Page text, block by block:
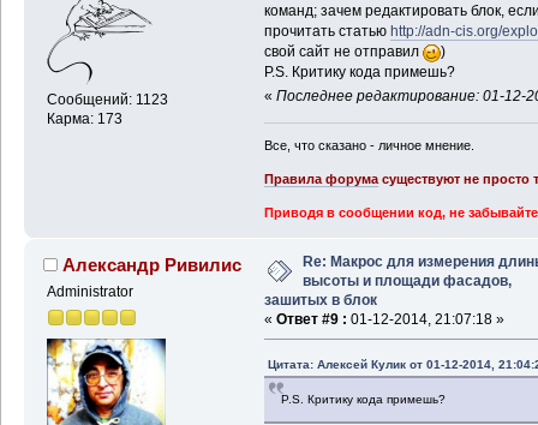
Сообщений: 1123
Карма: 173
команд; зачем редактировать блок,
прочитать статью http://adn-cis.org/
свой сайт не отправил
)
P.S. Критику кода примешь?
« Последнее редактирование: 01-12-
Все, что сказано - личное мнение.
Правила форумасуществуют не просто
Приводя в сообщении код, не
Александр Ривилис
Administrator
Re: Макрос для измерения
высоты и площади фасадов,
зашитых в блок
« Ответ #9 : 01-12-2014, 21:07:18 »
Цитата: Алексей Кулик от 01-12-2014,
P.S. Критику кода примешь?